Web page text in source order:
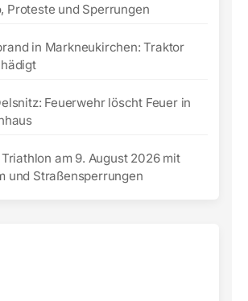
Proteste und Sperrungen
in Markneukirchen: Traktor
Feuerwehr löscht Feuer in
am 9. August 2026 mit
und Straßensperrungen